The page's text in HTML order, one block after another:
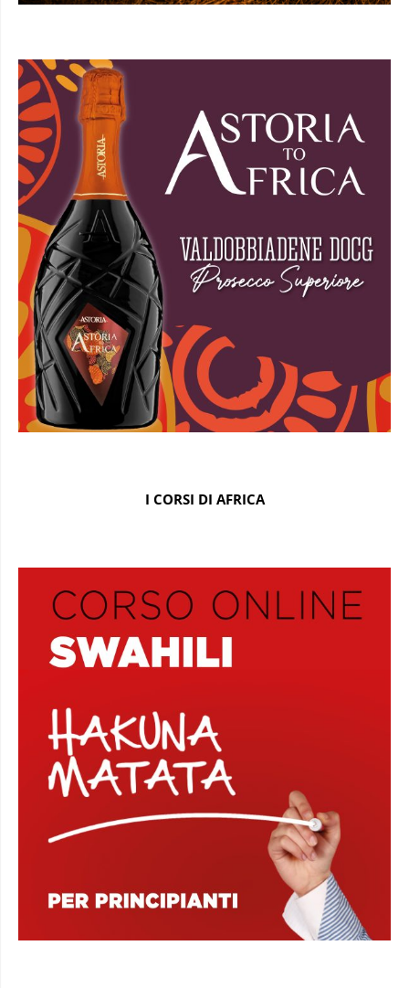
I CORSI DI AFRICA